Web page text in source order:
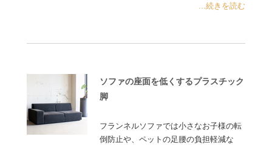
...続きを読む
ソファの座面を低くするプラスチック
脚
フランネルソファでは小さなお子様の転
倒防止や、ペットの足腰の負担軽減な